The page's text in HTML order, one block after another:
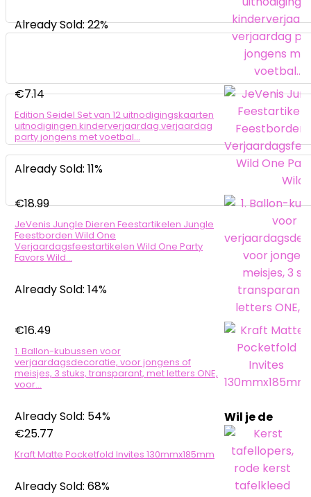
Already Sold: 22%
€7.14
Edition Seidel Set van 12 uitnodigingskaarten
uitnodigingen kinderverjaardag verjaardag
party jongens met voetbal…
Already Sold: 11%
€18.99
JeVenis Jungle Dieren Feestartikelen Jungle
Feestborden Wild One
Verjaardagsfeestartikelen Wild One Party
Favors Wild…
Already Sold: 14%
€16.49
1. Ballon-kubussen voor
verjaardagsdecoratie, voor jongens of
meisjes, 3 stuks, transparant, met letters ONE,
voor…
Already Sold: 54%
€25.77
Kraft Matte Pocketfold Invites 130mmx185mm
Already Sold: 68%
Wil je de